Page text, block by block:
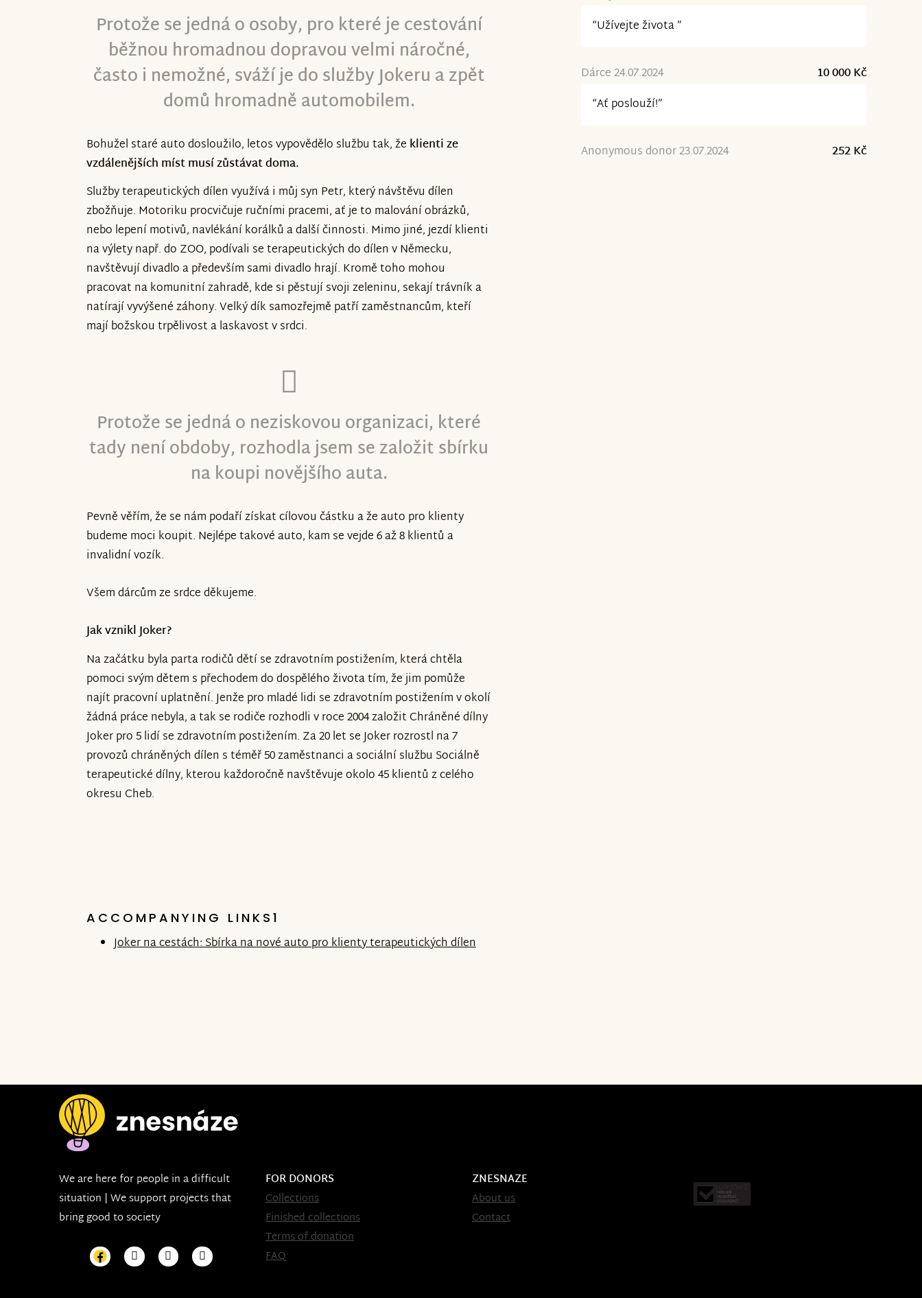
Protože se jedná o osoby, pro které je cestování
běžnou hromadnou dopravou velmi náročné,
často i nemožné, sváží je do služby Jokeru a zpět
domů hromadně automobilem.
Bohužel staré auto dosloužilo, letos vypovědělo službu tak, že klienti ze
vzdálenějších míst musí zůstávat doma.
Služby terapeutických dílen využívá i můj syn Petr, který návštěvu dílen
zbožňuje. Motoriku procvičuje ručními pracemi, ať je to malování obrázků,
nebo lepení motivů, navlékání korálků a další činnosti. Mimo jiné, jezdí klienti
na výlety např. do ZOO, podívali se terapeutických do dílen v Německu,
navštěvují divadlo a především sami divadlo hrají. Kromě toho mohou
pracovat na komunitní zahradě, kde si pěstují svoji zeleninu, sekají trávník a
natírají vyvýšené záhony. Velký dík samozřejmě patří zaměstnancům, kteří
mají božskou trpělivost a laskavost v srdci.
Protože se jedná o neziskovou organizaci, které
tady není obdoby, rozhodla jsem se založit sbírku
na koupi novějšího auta.
Pevně věřím, že se nám podaří získat cílovou částku a že auto pro klienty
budeme moci koupit. Nejlépe takové auto, kam se vejde 6 až 8 klientů a
invalidní vozík.
Všem dárcům ze srdce děkujeme.
Jak vznikl Joker?
Na začátku byla parta rodičů dětí se zdravotním postižením, která chtěla
pomoci svým dětem s přechodem do dospělého života tím, že jim pomůže
najít pracovní uplatnění. Jenže pro mladé lidi se zdravotním postižením v okolí
žádná práce nebyla, a tak se rodiče rozhodli v roce 2004 založit Chráněné dílny
Joker pro 5 lidí se zdravotním postižením. Za 20 let se Joker rozrostl na 7
provozů chráněných dílen s téměř 50 zaměstnanci a sociální službu Sociálně
terapeutické dílny, kterou každoročně navštěvuje okolo 45 klientů z celého
okresu Cheb.
ACCOMPANYING LINKS1
Joker na cestách: Sbírka na nové auto pro klienty terapeutických dílen
“Užívejte života ”
Dárce 24.07.2024
10 000 Kč
“Ať poslouží!”
Anonymous donor 23.07.2024 252 Kč
We are here for people in a difficult
situation | We support projects that
bring good to society
FOR DONORS
Collections
Finished collections
Terms of donation
FAQ
ZNESNAZE
About us
Contact